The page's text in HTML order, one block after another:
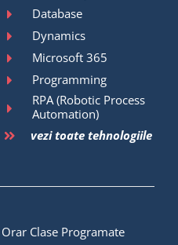
Database
Dynamics
Microsoft 365
Programming
RPA (Robotic Process
Automation)
vezi toate tehnologiile
Orar Clase Programate